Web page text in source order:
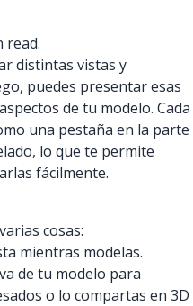
read.
distintas vistas y
puedes presentar esas
de tu modelo. Cada
una pestaña en la parte
lo que te permite
fácilmente.
cosas:
mientras modelas.
de tu modelo para
o lo compartas en 3D